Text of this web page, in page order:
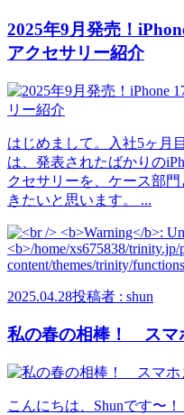
2025年9月発売！
アクセサリー紹介
はじめまして。入社5ヶ月
は、発表されたばかりの
クセサリーを、ケース部
きたいと思います。 ...
2025.04.28投稿者 : shun
私の春の相棒！ スマ
こんにちは、Shunです〜